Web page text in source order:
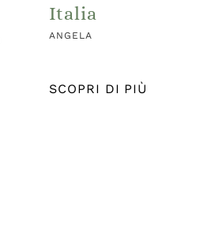
Italia
ANGELA
SCOPRI DI PIÙ